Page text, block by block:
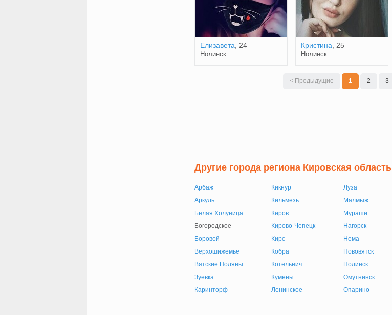
Елизавета , 24
Нолинск
Кристина , 25
Нолинск
< Предыдущие 1 2 3
Другие города региона Кировская область
Арбаж
Аркуль
Белая Холуница
Богородское
Боровой
Верхошижемье
Вятские Поляны
Зуевка
Каринторф
Кикнур
Кильмезь
Киров
Кирово-Чепецк
Кирс
Кобра
Котельнич
Кумены
Ленинское
Луза
Малмыж
Мураши
Нагорск
Нема
Нововятск
Нолинск
Омутнинск
Опарино